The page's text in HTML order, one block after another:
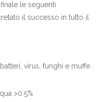
le seguenti
il successo in tutto il
virus, funghi e muffe
>0.5%